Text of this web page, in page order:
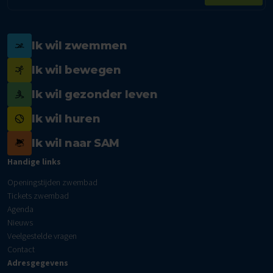
Ik wil zwemmen
Ik wil bewegen
Ik wil gezonder leven
Ik wil huren
Ik wil naar SAM
Handige links
Openingstijden zwembad
Tickets zwembad
Agenda
Nieuws
Veelgestelde vragen
Contact
Adresgegevens